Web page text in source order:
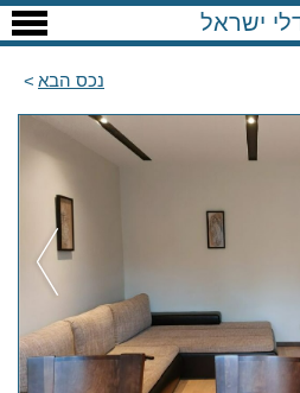
ישראל
נכס הבא